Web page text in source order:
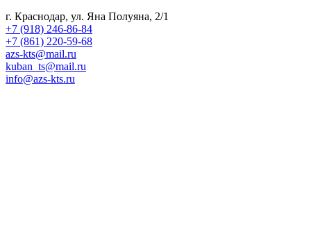
г. Краснодар, ул. Яна Полуяна, 2/1
+7 (918) 246-86-84
+7 (861) 220-59-68
azs-kts@mail.ru
kuban_ts@mail.ru
info@azs-kts.ru